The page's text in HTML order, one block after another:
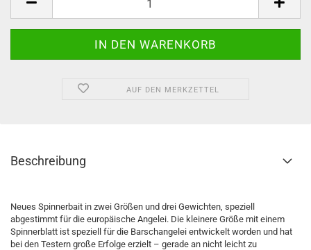
AUF DEN MERKZETTEL
Beschreibung
Neues Spinnerbait in zwei Größen und drei Gewichten, speziell
abgestimmt für die europäische Angelei. Die kleinere Größe mit einem
Spinnerblatt ist speziell für die Barschangelei entwickelt worden und hat
bei den Testern große Erfolge erzielt – gerade an nicht leicht zu